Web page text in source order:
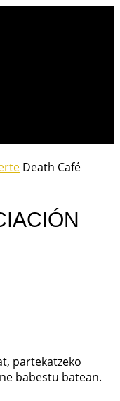
Death Café
partekatzeko
babestu batean.